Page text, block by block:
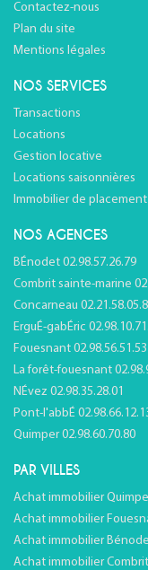
Contactez-nous
Plan du site
Mentions légales
NOS SERVICES
Transactions
Locations
Gestion locative
Locations saisonnières
Immobilier de placement
NOS AGENCES
BÉnodet 02.98.57.26.79
Combrit sainte-marine
Concarneau
ErguÉ-gabÉric
Fouesnant 02.98.56.51.53
La forêt-fouesnant
NÉvez 02.98.35.28.01
Pont-l'abbÉ
Quimper 02.98.60.70.80
PAR VILLES
Achat immobilier
Achat immobilier
Achat immobilier
Achat immobilier Combrit